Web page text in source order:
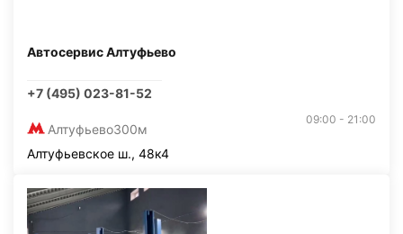
Автосервис Алтуфьево
+7 (495) 023-81-52
Алтуфьево300м
09:00 - 21:00
Алтуфьевское ш., 48к4